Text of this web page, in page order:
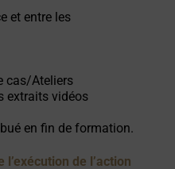
et entre les
cas/Ateliers
extraits vidéos
en fin de formation.
de l’action